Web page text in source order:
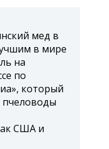
мед в
в мире
на
по
который
США и